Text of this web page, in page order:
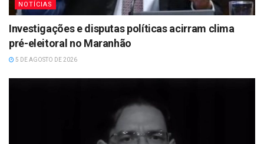
NOTÍCIAS
Investigações e disputas políticas acirram clima
pré-eleitoral no Maranhão
5 DE AGOSTO DE 2026